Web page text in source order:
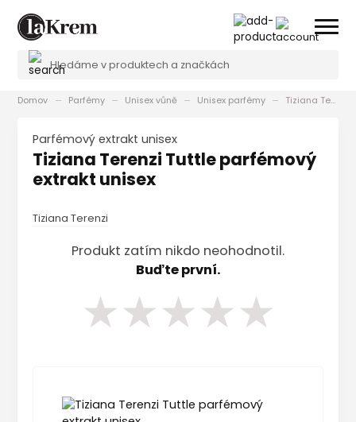
Domov Parfémy Unisex vůně Unisex parfémy Tiziana Terenzi Tuttle parfémový extrakt unisex
parfémový extrakt unisex
Tiziana Terenzi Tuttle parfémový
extrakt unisex
Tiziana Terenzi
Produkt zatím nikdo neohodnotil.
Buďte první.
★★★★★